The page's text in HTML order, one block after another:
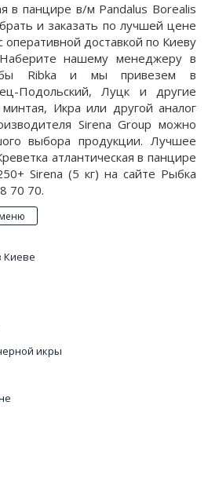
в панцире в/м Pandalus Borealis
и заказать по лучшей цене
оперативной доставкой по Киеву
нашему менеджеру в
Ribka и мы привезем в
Подольский, Луцк и другие
Икра или другой аналог
Sirena Group можно
выбора продукции. Лучшее
атлантическая в панцире
Sirena (5 кг) на сайте Рыбка
70 70.
Киеве
икры